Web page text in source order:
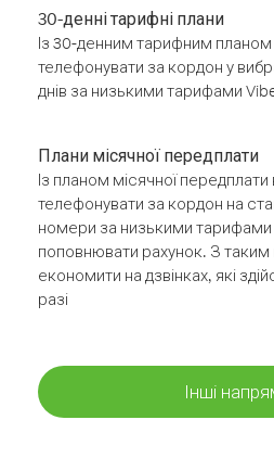
30-денні тарифні плани
Із 30-денним тарифним
телефонувати за кордон у
днів за низькими тарифами
Плани місячної передплати
Із планом місячної
телефонувати за кордон на
номери за низькими тарифами
поповнювати рахунок. З
економити на дзвінках, які
разі
Інші